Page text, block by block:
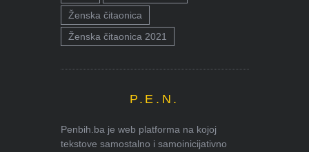
Ženska čitaonica
Ženska čitaonica 2021
P.E.N.
Penbih.ba je web platforma na kojoj
tekstove samostalno i samoinicijativno